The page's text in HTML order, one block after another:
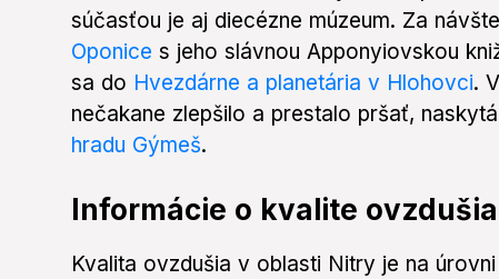
súčasťou je aj diecézne múzeum. Za
Oponice s jeho slávnou Apponyiovskou
sa do Hvezdárne a planetária v Hlohovci.
nečakane zlepšilo a prestalo pršať,
hradu Gýmeš.
Informácie o kvalite ovzdušia
Kvalita ovzdušia v oblasti Nitry je na